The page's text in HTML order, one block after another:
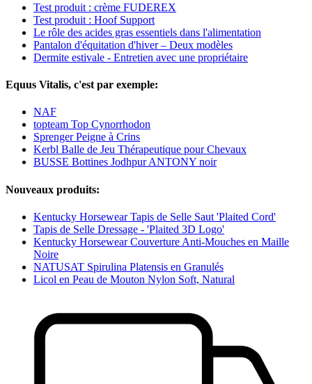
Test produit : crème FUDEREX
Test produit : Hoof Support
Le rôle des acides gras essentiels dans l'alimentation
Pantalon d'équitation d'hiver – Deux modèles
Dermite estivale - Entretien avec une propriétaire
Equus Vitalis, c'est par exemple:
NAF
topteam Top Cynorrhodon
Sprenger Peigne à Crins
Kerbl Balle de Jeu Thérapeutique pour Chevaux
BUSSE Bottines Jodhpur ANTONY noir
Nouveaux produits:
Kentucky Horsewear Tapis de Selle Saut 'Plaited Cord'
Tapis de Selle Dressage - 'Plaited 3D Logo'
Kentucky Horsewear Couverture Anti-Mouches en Maille
Noire
NATUSAT Spirulina Platensis en Granulés
Licol en Peau de Mouton Nylon Soft, Natural